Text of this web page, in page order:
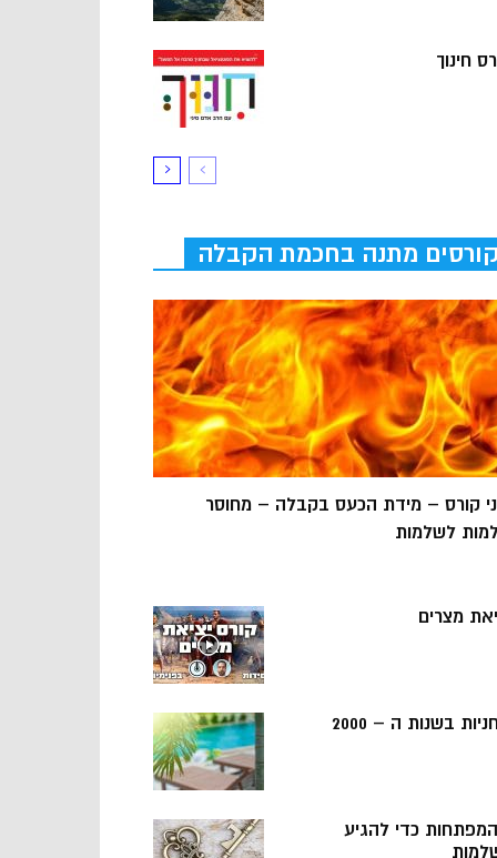
חינוך
קורסים מתנה בחכמת הקבלה
קורס – מידת הכעס בקבלה – מחוסר
לשלמות
מצרים
בשנות ה – 2000
5 המפתחות כדי להגיע